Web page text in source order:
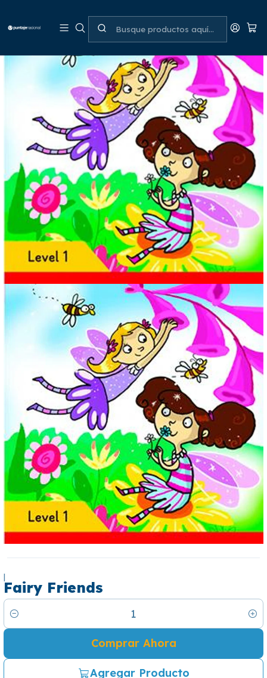
|
Fairy Friends
Cantidad
Agregar Producto
Comprar Ahora